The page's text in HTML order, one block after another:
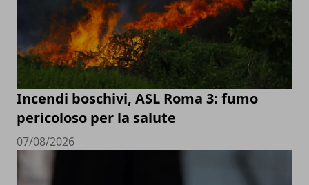
Incendi boschivi, ASL Roma 3: fumo
pericoloso per la salute
07/08/2026